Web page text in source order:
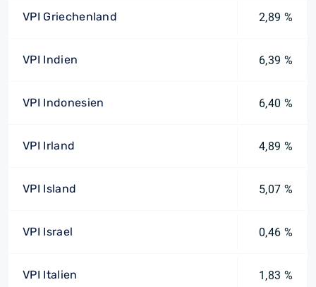
VPI Griechenland 2,89 %
VPI Indien 6,39 %
VPI Indonesien 6,40 %
VPI Irland 4,89 %
VPI Island 5,07 %
VPI Israel 0,46 %
VPI Italien 1,83 %